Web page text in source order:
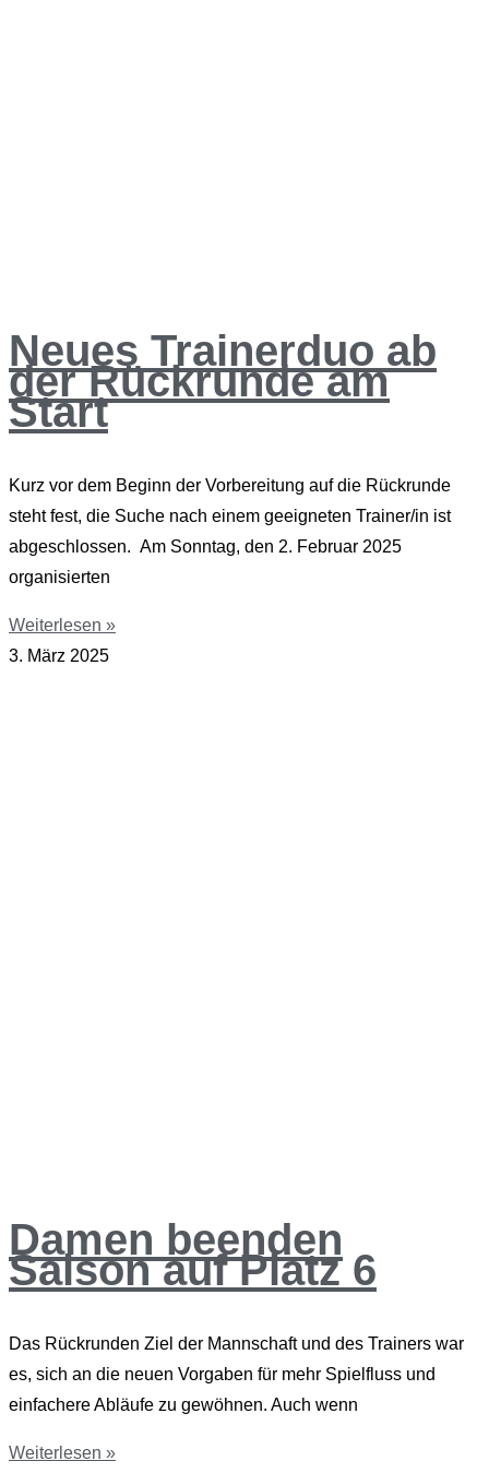
Neues Trainerduo ab
der Rückrunde am
Start
Kurz vor dem Beginn der Vorbereitung auf die Rückrunde
steht fest, die Suche nach einem geeigneten Trainer/in ist
abgeschlossen. Am Sonntag, den 2. Februar 2025
organisierten
Weiterlesen »
3. März 2025
Damen beenden
Saison auf Platz 6
Das Rückrunden Ziel der Mannschaft und des Trainers war
es, sich an die neuen Vorgaben für mehr Spielfluss und
einfachere Abläufe zu gewöhnen. Auch wenn
Weiterlesen »